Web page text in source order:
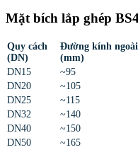
Mặt bích lắp ghép
Quy cách
(DN)
Đường kính ngoài
(mm)
DN15
~95
DN20
~105
DN25
~115
DN32
~140
DN40
~150
DN50
~165